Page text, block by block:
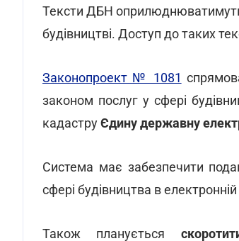
Тексти ДБН
будівництві. Доступ до таких
Законопроект № 1081
законом послуг у сфері
кадаструЄдину державну
Система має забезпечити
сфері будівництва в
Також планується